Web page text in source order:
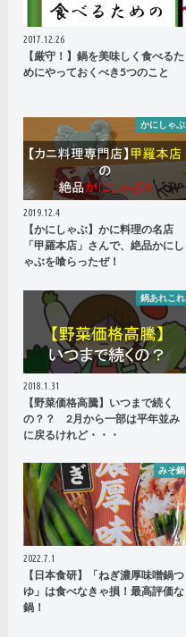
2017.12.26
【厳守！】鍋を美味しく食べるた
めにやっておくべき5つのこと
かにしゃぶ
2019.12.4
【かにしゃぶ】かに料理の名店
「甲羅本店」さんで、絶品かにし
ゃぶを喰らったぜ！
鍋あれこれ
2018.1.31
【野菜価格高騰】いつまで続く
の？？ 2月から一部は平年並み
に戻るけれど・・・
みそ鍋
2022.7.1
【日本食研】「ねぎ濃厚味噌鍋つ
ゆ」は食べなきゃ損！最高評価な
鍋！